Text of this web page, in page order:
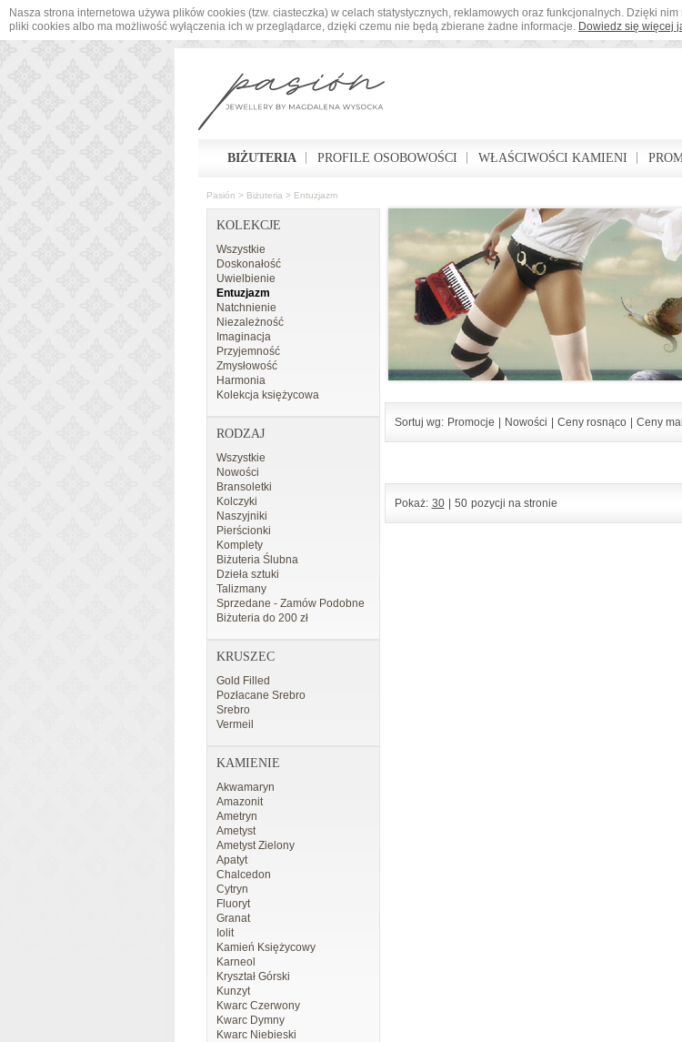
Nasza strona internetowa używa plików cookies (tzw. ciasteczka) w celach statystycznych, reklamowych oraz funkcjonalnych. Dzięki
pliki cookies albo ma możliwość wyłączenia ich w przeglądarce, dzięki czemu nie będą zbierane żadne informacje. Dowiedz się więcej
BIŻUTERIA PROFILE OSOBOWOŚCI WŁAŚCIWOŚCI KAMIENI
Pasión > Biżuteria > Entuzjazm
KOLEKCJE
Wszystkie
Doskonałość
Uwielbienie
Entuzjazm
Natchnienie
Niezależność
Imaginacja
Przyjemność
Zmysłowość
Harmonia
Kolekcja księżycowa
RODZAJ
Wszystkie
Nowości
Bransoletki
Kolczyki
Naszyjniki
Pierścionki
Komplety
Biżuteria Ślubna
Dzieła sztuki
Talizmany
Sprzedane - Zamów Podobne
Biżuteria do 200 zł
KRUSZEC
Gold Filled
Pozłacane Srebro
Srebro
Vermeil
KAMIENIE
Akwamaryn
Amazonit
Ametryn
Ametyst
Ametyst Zielony
Apatyt
Chalcedon
Cytryn
Fluoryt
Granat
Iolit
Kamień Księżycowy
Karneol
Kryształ Górski
Kunzyt
Kwarc Czerwony
Kwarc Dymny
Kwarc Niebieski
Sortuj wg: Promocje Nowości Ceny rosnąco Ceny
Pokaż: 30 50 pozycji na stronie